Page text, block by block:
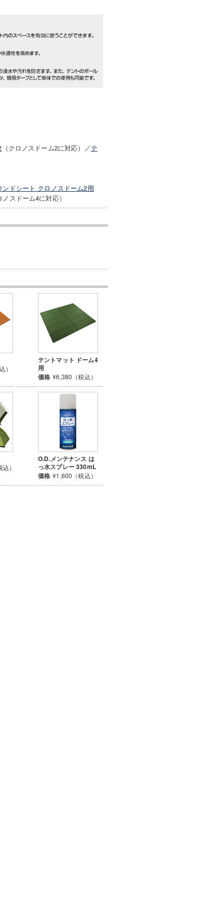
（クロノスドーム2に対応）／テ
ンドシート クロノスドーム2用
ノスドーム4に対応）
）
テントマット ドーム4
用
価格 ¥6,380（税込）
）
O.D.メンテナンス は
っ水スプレー 330mL
価格 ¥1,600（税込）